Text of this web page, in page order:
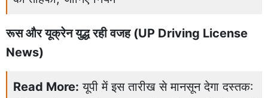
रूस और यूक्रेन युद्ध रही वजह (UP Driving License
News)
Read More: यूपी में इस तारीख से मानसून देगा दस्तक: